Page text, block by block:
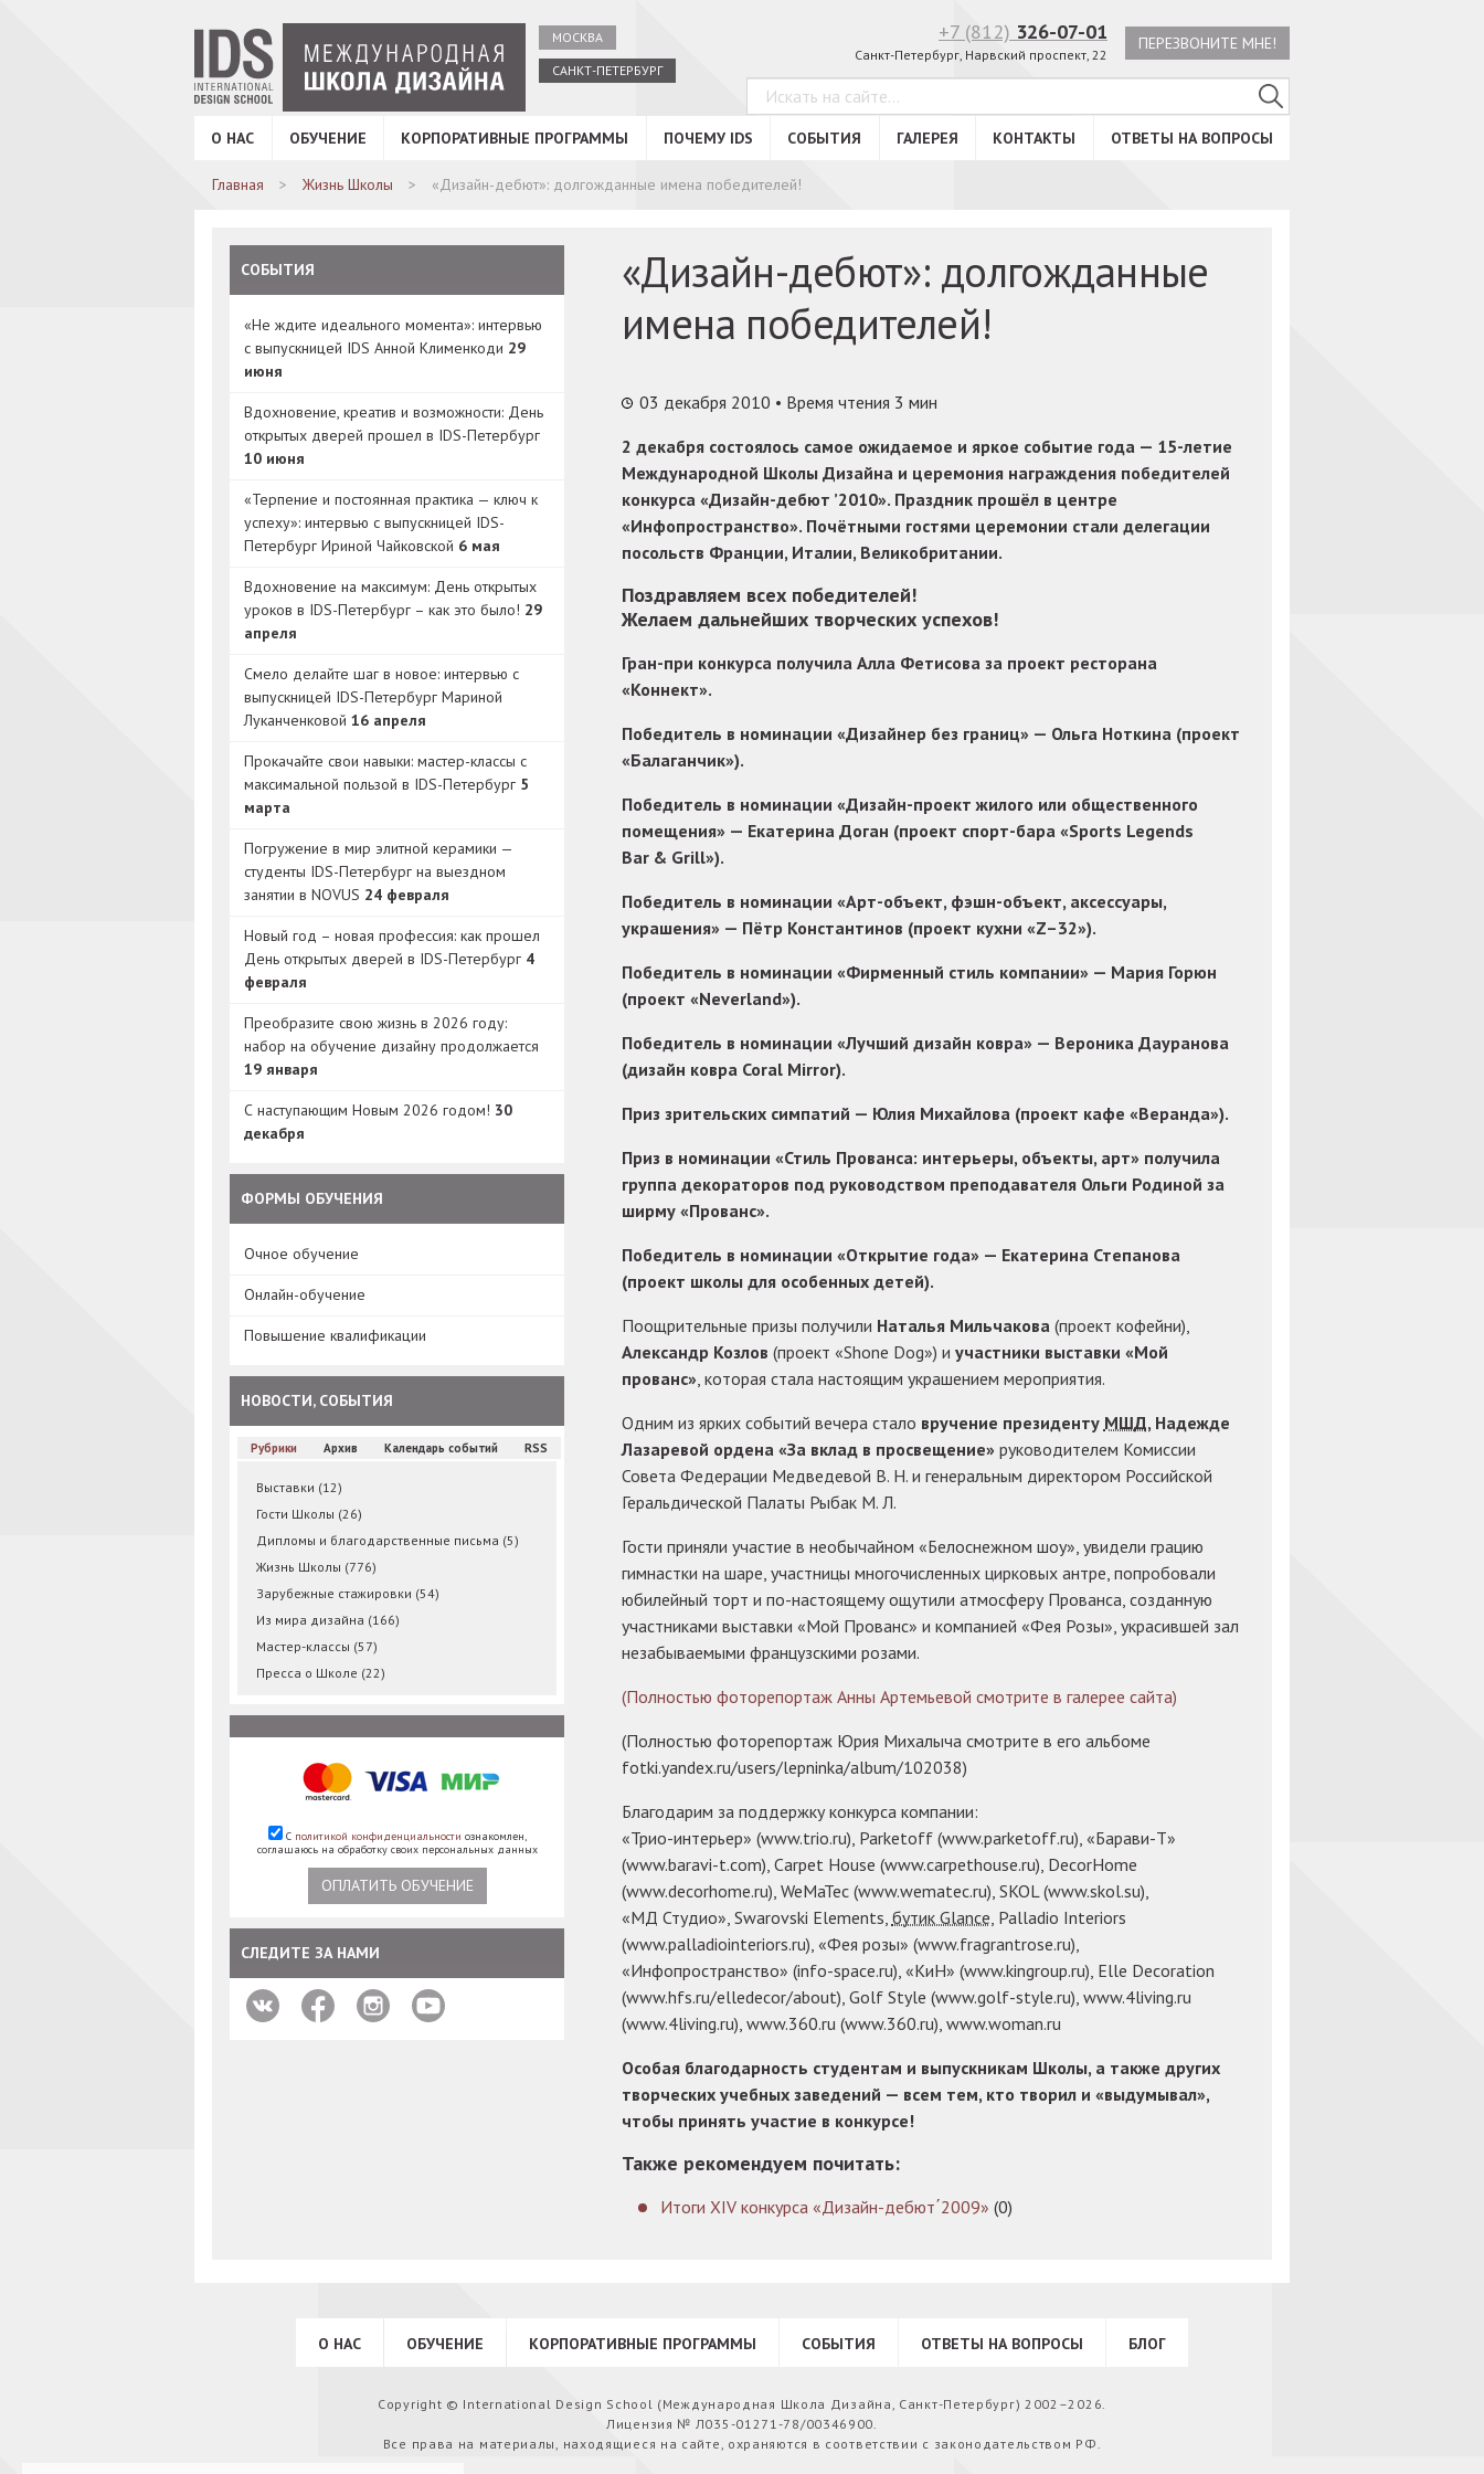
МОСКВА
САНКТ-ПЕТЕРБУРГ
+7 (812) 326-07-01
Санкт-Петербург, Нарвский проспект, 22
ПЕРЕЗВОНИТЕ МНЕ!
О НАС ОБУЧЕНИЕ КОРПОРАТИВНЫЕ ПРОГРАММЫ ПОЧЕМУ IDS СОБЫТИЯ ГАЛЕРЕЯ КОНТАКТЫ ОТВЕТЫ НА ВОПРОСЫ
Главная Жизнь Школы «Дизайн-дебют»: долгожданные имена победителей!
СОБЫТИЯ
«Не ждите идеального момента»: интервью
с выпускницей IDS Анной Клименкоди 29
июня
Вдохновение, креатив и возможности: День
открытых дверей прошел в IDS-Петербург
10 июня
«Терпение и постоянная практика — ключ к
успеху»: интервью с выпускницей IDS-
Петербург Ириной Чайковской 6 мая
Вдохновение на максимум: День открытых
уроков в IDS-Петербург – как это было! 29
апреля
Смело делайте шаг в новое: интервью с
выпускницей IDS-Петербург Мариной
Луканченковой 16 апреля
Прокачайте свои навыки: мастер-классы с
максимальной пользой в IDS-Петербург 5
марта
Погружение в мир элитной керамики —
студенты IDS-Петербург на выездном
занятии в NOVUS 24 февраля
Новый год – новая профессия: как прошел
День открытых дверей в IDS-Петербург 4
февраля
Преобразите свою жизнь в 2026 году:
набор на обучение дизайну продолжается
19 января
С наступающим Новым 2026 годом! 30
декабря
ФОРМЫ ОБУЧЕНИЯ
Очное обучение
Онлайн-обучение
Повышение квалификации
НОВОСТИ, СОБЫТИЯ
Рубрики Архив Календарь событий RSS
Выставки (12)
Гости Школы (26)
Дипломы и благодарственные письма (5)
Жизнь Школы (776)
Зарубежные стажировки (54)
Из мира дизайна (166)
Мастер-классы (57)
Пресса о Школе (22)
С политикой конфиденциальности ознакомлен,
соглашаюсь на обработку своих персональных данных
ОПЛАТИТЬ ОБУЧЕНИЕ
СЛЕДИТЕ ЗА НАМИ
«Дизайн-дебют»: долгожданные
имена победителей!
03 декабря 2010 • Время чтения 3 мин
2 декабря состоялось самое ожидаемое и яркое событие года — 15-летие
Международной Школы Дизайна и церемония награждения победителей
конкурса «Дизайн-дебют ’2010».Праздник прошёл в центре
«Инфопространство». Почётными гостями церемонии стали делегации
посольств Франции, Италии, Великобритании.
Поздравляем всех победителей!
Желаем дальнейших творческих успехов!
Гран-при конкурса получила Алла Фетисова за проект ресторана
«Коннект».
Победитель в номинации «Дизайнер без границ» — Ольга Ноткина (проект
«Балаганчик»).
Победитель в номинации «Дизайн-проект жилого или общественного
помещения» — Екатерина Доган (проект спорт-бара «Sports Legends
Bar & Grill»).
Победитель в номинации «Арт-объект, фэшн-объект, аксессуары,
украшения» — Пётр Константинов (проект кухни «Z–32»).
Победитель в номинации «Фирменный стиль компании» — Мария Горюн
(проект «Neverland»).
Победитель в номинации «Лучший дизайн ковра» — Вероника Дауранова
(дизайн ковра Coral Mirror).
Приз зрительских симпатий — Юлия Михайлова (проект кафе «Веранда»).
Приз в номинации «Стиль Прованса: интерьеры, объекты, арт» получила
группа декораторов под руководством преподавателя Ольги Родиной за
ширму «Прованс».
Победитель в номинации «Открытие года» — Екатерина Степанова
(проект школы для особенных детей).
Поощрительные призы получили Наталья Мильчакова(проект кофейни),
Александр Козлов (проект «Shone Dog») и участники выставки «Мой
прованс», которая стала настоящим украшением мероприятия.
Одним из ярких событий вечера стало вручение президенту МШД, Надежде
Лазаревой ордена «За вклад в просвещение»руководителем Комиссии
Совета Федерации Медведевой В. Н. и генеральным директором Российской
Геральдической Палаты Рыбак М. Л.
Гости приняли участие в необычайном «Белоснежном шоу», увидели грацию
гимнастки на шаре, участницы многочисленных цирковых антре, попробовали
юбилейный торт и по-настоящему ощутили атмосферу Прованса, созданную
участниками выставки «Мой Прованс» и компанией «Фея Розы», украсившей зал
незабываемыми французскими розами.
(Полностью фоторепортаж Анны Артемьевой смотрите в галерее сайта)
(Полностью фоторепортаж Юрия Михалыча смотрите в его альбоме
fotki.yandex.ru/users/lepninka/album/102038)
Благодарим за поддержку конкурса компании:
«Трио-интерьер» (www.trio.ru), Parketoff (www.parketoff.ru), «Барави-Т»
(www.baravi-t.com), Carpet House (www.carpethouse.ru), DecorHome
(www.decorhome.ru), WeMaTec (www.wematec.ru), SKOL (www.skol.su),
«МД Студио», Swarovski Elements, бутик Glance, Palladio Interiors
(www.palladiointeriors.ru), «Фея розы» (www.fragrantrose.ru),
«Инфопространство» (info-space.ru), «КиН» (www.kingroup.ru), Elle Decoration
(www.hfs.ru/elledecor/about), Golf Style (www.golf-style.ru), www.4living.ru
(www.4living.ru), www.360.ru (www.360.ru), www.woman.ru
Особая благодарность студентам и выпускникам Школы, а также других
творческих учебных заведений — всем тем, кто творил и «выдумывал»,
чтобы принять участие в конкурсе!
Также рекомендуем почитать:
Итоги XIV конкурса «Дизайн-дебют΄2009» (0)
О НАС ОБУЧЕНИЕ КОРПОРАТИВНЫЕ ПРОГРАММЫ СОБЫТИЯ ОТВЕТЫ НА ВОПРОСЫ БЛОГ
Copyright © International Design School (Международная Школа Дизайна, Санкт-Петербург) 2002–2026.
Лицензия № Л035-01271-78/00346900.
Все права на материалы, находящиеся на сайте, охраняются в соответствии с законодательством РФ.